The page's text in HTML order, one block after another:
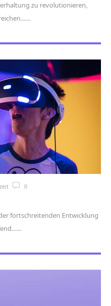
zu revolutionieren,
0
fortschreitenden Entwicklung